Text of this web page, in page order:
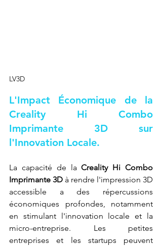
LV3D
L'Impact Économique de la
Creality Hi Combo
Imprimante 3D sur
l'Innovation Locale.
La capacité de la Creality Hi Combo
Imprimante 3D à rendre l'impression 3D
accessible a des répercussions
économiques profondes, notamment
en stimulant l'innovation locale et la
micro-entreprise. Les petites
entreprises et les startups peuvent